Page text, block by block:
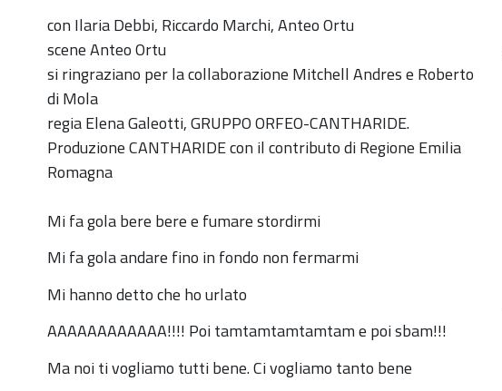
peccatori-
27-
aprile-
ore-
20-
in-
auditorium
GOLA
(studio
per
piccolo
di
peccatori):
con Ilaria Debbi, Riccardo Marchi, Anteo Ortu
scene Anteo Ortu
si ringraziano per la collaborazione Mitchell Andres e Roberto
di Mola
regia Elena Galeotti, GRUPPO ORFEO-CANTHARIDE.
Produzione CANTHARIDE con il contributo di Regione Emilia
Romagna
Mi fa gola bere bere e fumare stordirmi
Mi fa gola andare fino in fondo non fermarmi
Mi hanno detto che ho urlato
AAAAAAAAAAAA!!!! Poi tamtamtamtamtam e poi sbam!!!
Ma noi ti vogliamo tutti bene. Ci vogliamo tanto bene